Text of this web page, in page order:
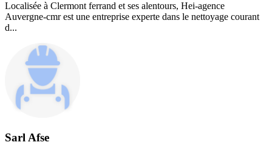
Localisée à Clermont ferrand et ses alentours, Hei-agence
Auvergne-cmr est une entreprise experte dans le nettoyage courant
d...
Sarl Afse